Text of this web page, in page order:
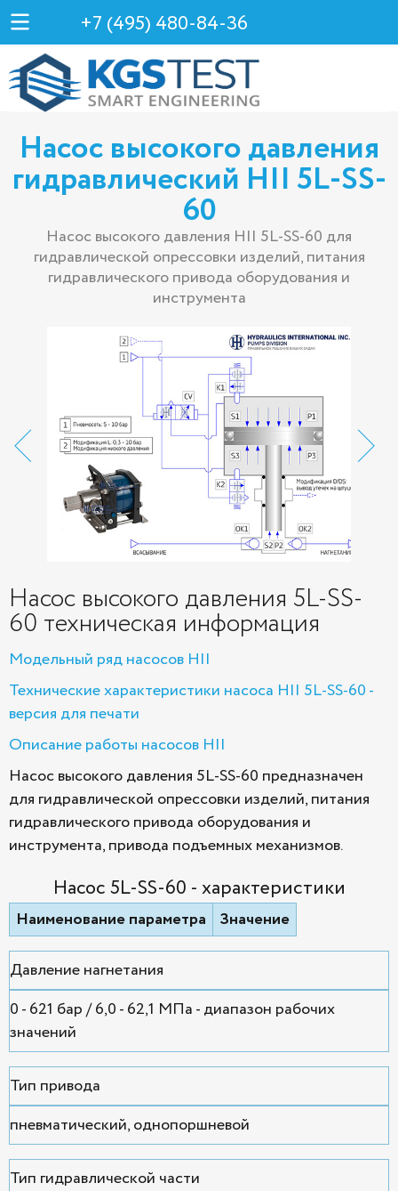
+7 (495) 480-84-36
Насос высокого давления
гидравлический HII 5L-SS-
60
Насос высокого давления HII 5L-SS-60 для
гидравлической опрессовки изделий, питания
гидравлического привода оборудования и
инструмента
Насос высокого давления 5L-SS-
60 техническая информация
Модельный ряд насосов HII
Технические характеристики насоса HII 5L-SS-60 -
версия для печати
Описание работы насосов HII
Насос высокого давления 5L-SS-60 предназначен
для гидравлической опрессовки изделий, питания
гидравлического привода оборудования и
инструмента, привода подъемных механизмов.
Насос 5L-SS-60 - характеристики
Наименование параметра Значение
Давление нагнетания
0 - 621 бар / 6,0 - 62,1 МПа - диапазон рабочих
значений
Тип привода
пневматический, однопоршневой
Тип гидравлической части